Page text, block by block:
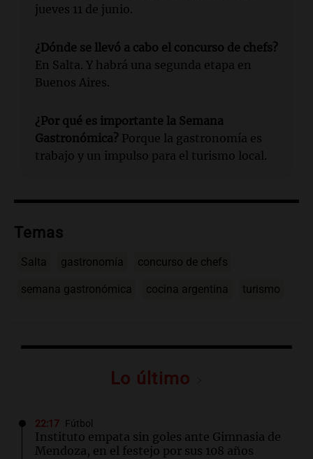
jueves 11 de junio.
¿Dónde se llevó a cabo el concurso de chefs?
En Salta. Y habrá una segunda etapa en
Buenos Aires.
¿Por qué es importante la Semana
Gastronómica? Porque la gastronomía es
trabajo y un impulso para el turismo local.
Temas
Salta gastronomía concurso de chefs
semana gastronómica cocina argentina turismo
Lo último
22:17 Fútbol
Instituto empata sin goles ante Gimnasia de
Mendoza, en el festejo por sus 108 años